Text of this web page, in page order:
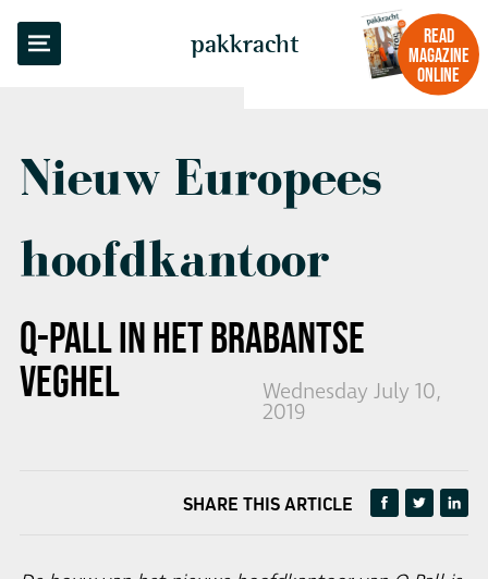
pakkracht
READ
MAGAZINE
ONLINE
Nieuw Europees
hoofdkantoor
Q-PALL IN HET BRABANTSE
VEGHEL
Wednesday July 10,
2019
BACK TO OVERVIEW
SHARE THIS ARTICLE